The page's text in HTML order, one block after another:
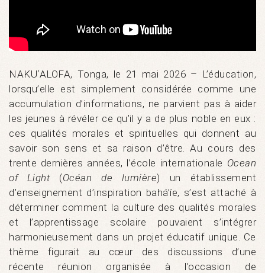
NAKUʻALOFA, Tonga, le 21 mai 2026 – L’éducation,
lorsqu’elle est simplement considérée comme une
accumulation d’informations, ne parvient pas à aider
les jeunes à révéler ce qu’il y a de plus noble en eux :
ces qualités morales et spirituelles qui donnent au
savoir son sens et sa raison d’être. Au cours des
trente dernières années, l’école internationale Ocean
of Light(Océan de lumière) un établissement
d’enseignement d’inspiration bahá’íe, s’est attaché à
déterminer comment la culture des qualités morales
et l’apprentissage scolaire pouvaient s’intégrer
harmonieusement dans un projet éducatif unique. Ce
thème figurait au cœur des discussions d’une
récente réunion organisée à l’occasion de